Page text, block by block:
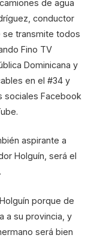
de agua
conductor
se transmite todos
Fino TV
Dominicana y
en el #34 y
sociales Facebook
aspirante a
Holguín, será el
porque de
a su provincia, y
será bien